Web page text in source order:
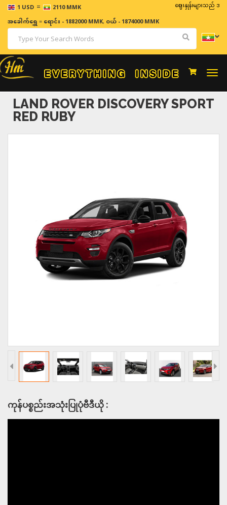
1 USD = 2110 MMK ဈေးနှုန်းများသည် အချိန်နှ
အခေါက်ရွှေ=ရောင်း - 1882000 MMK, ဝယ် - 1874000 MMK
LAND ROVER DISCOVERY SPORT
RED RUBY
ကုန်ပစ္စည်းအသုံးပြုပုံဗီဒီယို :